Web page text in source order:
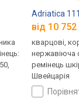
Adriatica
від 10 752
кварцові,
нержавіюча
ремінець
Швейцарія